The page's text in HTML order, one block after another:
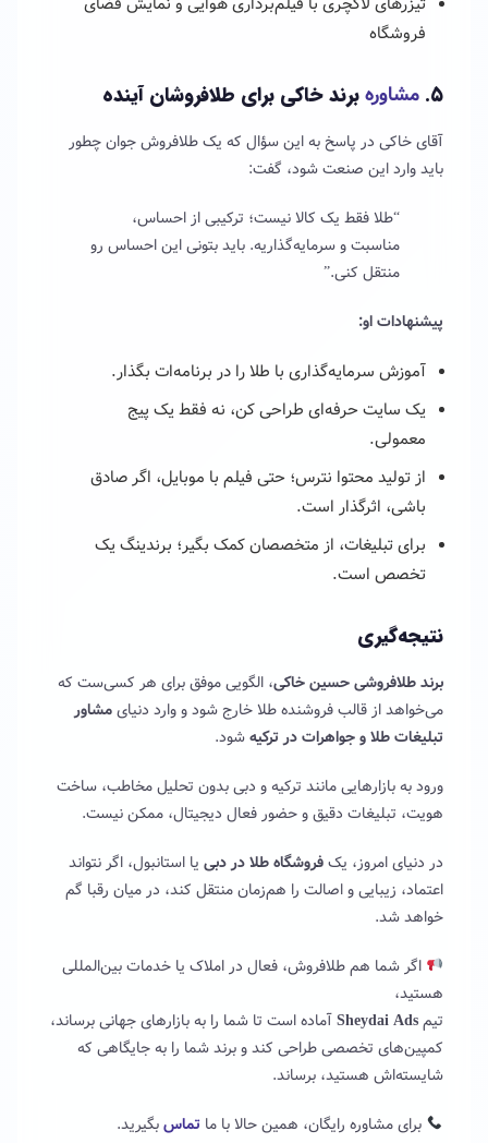
فروشگاه
۵. مشاورهبرند خاکی برای طلافروشان آینده
آقای خاکی در پاسخ به این سؤال که یک طلافروش جوان چطور
باید وارد این صنعت شود، گفت:
“طلا فقط یک کالا نیست؛ ترکیبی از احساس،
مناسبت و سرمایه‌گذاریه. باید بتونی این احساس رو
منتقل کنی.”
پیشنهادات او:
آموزش سرمایه‌گذاری با طلا را در برنامه‌ات بگذار.
یک سایت حرفه‌ای طراحی کن، نه فقط یک پیج
معمولی.
از تولید محتوا نترس؛ حتی فیلم با موبایل، اگر صادق
باشی، اثرگذار است.
برای تبلیغات، از متخصصان کمک بگیر؛ برندینگ یک
تخصص است.
نتیجه‌گیری
برند طلافروشی حسین خاکی، الگویی موفق برای هر کسی‌ست که
می‌خواهد از قالب فروشنده طلا خارج شود و وارد دنیایمشاور
تبلیغات طلا و جواهرات در ترکیهشود.
ورود به بازارهایی مانند ترکیه و دبی بدون تحلیل مخاطب، ساخت
هویت، تبلیغات دقیق و حضور فعال دیجیتال، ممکن نیست.
در دنیای امروز، یکفروشگاه طلا در دبی یا استانبول، اگر نتواند
اعتماد، زیبایی و اصالت را هم‌زمان منتقل کند، در میان رقبا گم
خواهد شد.
اگر شما هم طلافروش، فعال در املاک یا خدمات بین‌المللی
هستید،
تیمSheydai Adsآماده است تا شما را به بازارهای جهانی برساند،
کمپین‌های تخصصی طراحی کند و برند شما را به جایگاهی که
شایسته‌اش هستید، برساند.
برای مشاوره رایگان، همین حالا با ما تماسبگیرید.